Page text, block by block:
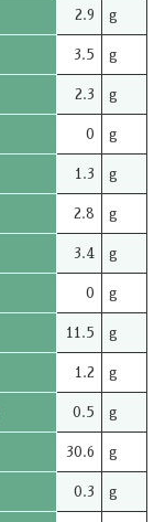
2.9 g
3.5 g
2.3 g
0 g
1.3 g
2.8 g
3.4 g
0 g
11.5 g
1.2 g
0.5 g
30.6 g
0.3 g